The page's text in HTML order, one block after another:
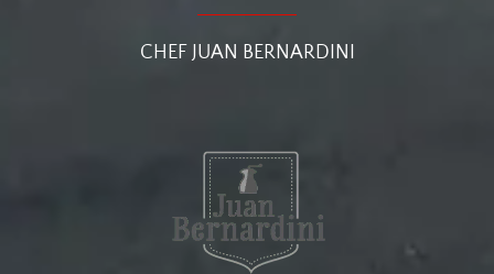
CHEF JUAN BERNARDINI